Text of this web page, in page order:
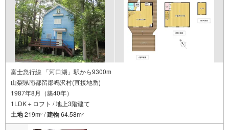
富士急行線 「河口湖」駅から9300m
山梨県南都留郡鳴沢村(直接地番)
1987年8月（築40年）
1LDK＋ロフト / 地上3階建て
土地219m2 /建物64.58m2